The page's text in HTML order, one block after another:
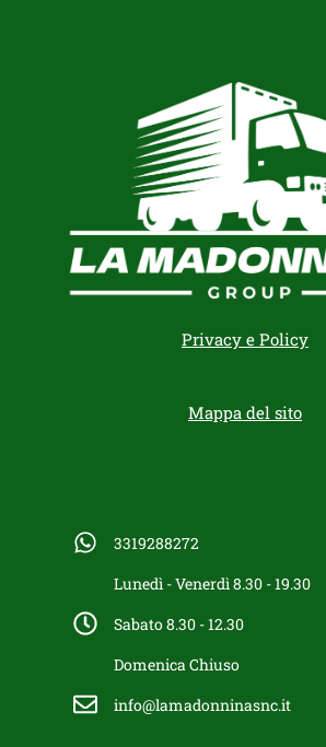
Privacy e Policy
Mappa del sito
3319288272
Lunedì - Venerdì 8.30 - 19.30
Sabato 8.30 - 12.30
Domenica Chiuso
info@lamadonninasnc.it